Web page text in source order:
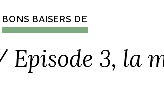
BONS BAISERS DE
Episode 3, la